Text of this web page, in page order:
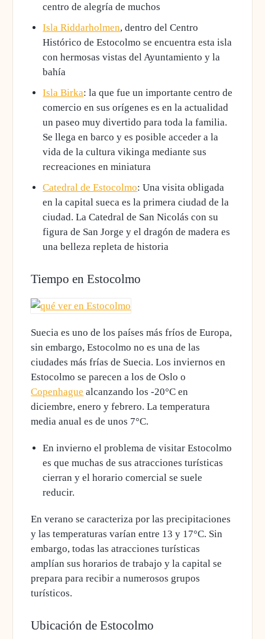
centro de alegría de muchos
Isla Riddarholmen, dentro del Centro
Histórico de Estocolmo se encuentra esta isla
con hermosas vistas del Ayuntamiento y la
bahía
Isla Birka: la que fue un importante centro de
comercio en sus orígenes es en la actualidad
un paseo muy divertido para toda la familia.
Se llega en barco y es posible acceder a la
vida de la cultura vikinga mediante sus
recreaciones en miniatura
Catedral de Estocolmo: Una visita obligada
en la capital sueca es la primera ciudad de la
ciudad. La Catedral de San Nicolás con su
figura de San Jorge y el dragón de madera es
una belleza repleta de historia
Tiempo en Estocolmo
Suecia es uno de los países más fríos de Europa,
sin embargo, Estocolmo no es una de las
ciudades más frías de Suecia. Los inviernos en
Estocolmo se parecen a los de Oslo o
Copenhague alcanzando los -20°C en
diciembre, enero y febrero. La temperatura
media anual es de unos 7°C.
En invierno el problema de visitar Estocolmo
es que muchas de sus atracciones turísticas
cierran y el horario comercial se suele
reducir.
Enverano se caracteriza por las precipitaciones
y las temperaturas varían entre 13 y 17°C. Sin
embargo, todas las atracciones turísticas
amplían sus horarios de trabajo y la capital se
prepara para recibir a numerosos grupos
turísticos.
Ubicación de Estocolmo